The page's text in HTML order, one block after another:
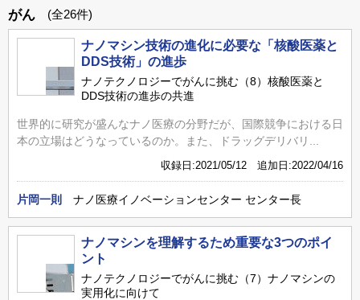
がん (全26件)
ナノマシン技術の進化に必要な「核酸医薬と
DDS技術」の進歩
ナノテクノロジーでがんに挑む（8）核酸医薬と
DDS技術の進歩の共進
世界的に研究が盛んなナノ医療の分野だが、国際競争における日
本の立場はどうなっているのか。また、ドラッグデリバリ...
収録日:2021/05/12 追加日:2022/04/16
片岡一則 ナノ医療イノベーションセンター センター長
ナノマシンを理解するため重要な3つのポイ
ント
ナノテクノロジーでがんに挑む（7）ナノマシンの
実用化に向けて